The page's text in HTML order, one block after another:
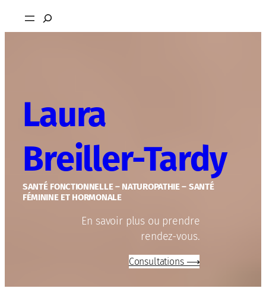
Rechercher
Laura
Breiller-Tardy
SANTÉ FONCTIONNELLE – NATUROPATHIE – SANTÉ
FÉMININE ET HORMONALE
En savoir plus ou prendre
rendez-vous.
Consultations ⟶